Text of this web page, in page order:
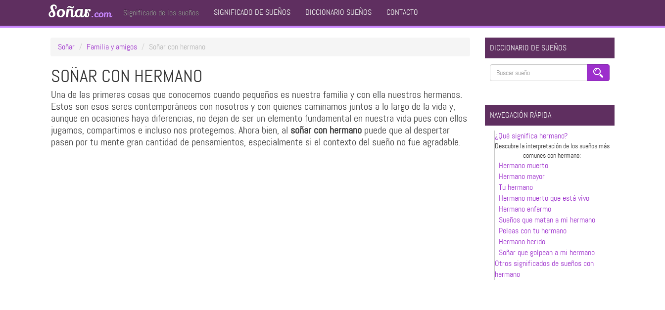
Soñar.com Significado de los sueños SIGNIFICADO DE SUEÑOS DICCIONARIO SUEÑOS CONTACTO
Soñar Familia y amigos Soñar con hermano
SOÑAR CON HERMANO
Una de las primeras cosas que conocemos cuando pequeños es nuestra familia y con ella nuestros hermanos.
Estos son esos seres contemporáneos con nosotros y con quienes caminamos juntos a lo largo de la vida y,
aunque en ocasiones haya diferencias, no dejan de ser un elemento fundamental en nuestra vida pues con ellos
jugamos, compartimos e incluso nos protegemos. Ahora bien, al soñar con hermano puede que al despertar
pasen por tu mente gran cantidad de pensamientos, especialmente si el contexto del sueño no fue agradable.
DICCIONARIO DE SUEÑOS
NAVEGACIÓN RÁPIDA
¿Qué significa hermano?
Descubre la interpretación de los sueños más
comunes con hermano:
Hermano muerto
Hermano mayor
Tu hermano
Hermano muerto que está vivo
Hermano enfermo
Sueños que matan a mi hermano
Peleas con tu hermano
Hermano herido
Soñar que golpean a mi hermano
Otros significados de sueños con
hermano